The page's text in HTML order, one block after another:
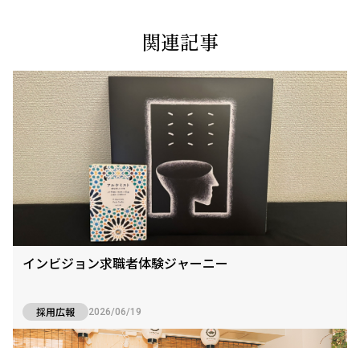
関連記事
インビジョン求職者体験ジャーニー
採用広報 2026/06/19